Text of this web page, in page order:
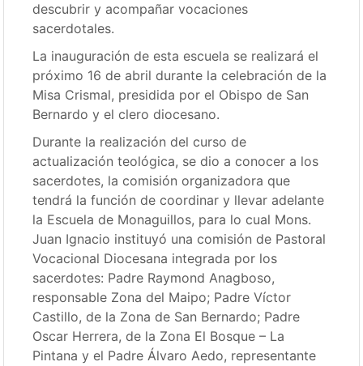
descubrir y acompañar vocaciones
sacerdotales.
La inauguración de esta escuela se realizará el
próximo 16 de abril durante la celebración de la
Misa Crismal, presidida por el Obispo de San
Bernardo y el clero diocesano.
Durante la realización del curso de
actualización teológica, se dio a conocer a los
sacerdotes, la comisión organizadora que
tendrá la función de coordinar y llevar adelante
la Escuela de Monaguillos, para lo cual Mons.
Juan Ignacio instituyó una comisión de Pastoral
Vocacional Diocesana integrada por los
sacerdotes: Padre Raymond Anagboso,
responsable Zona del Maipo; Padre Víctor
Castillo, de la Zona de San Bernardo; Padre
Oscar Herrera, de la Zona El Bosque – La
Pintana y el Padre Álvaro Aedo, representante